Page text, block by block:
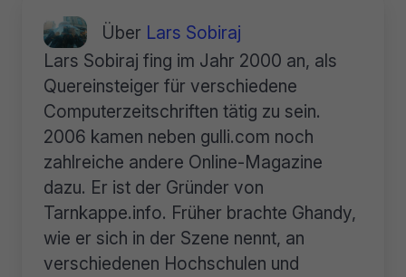
Über Lars Sobiraj
Lars Sobiraj fing im Jahr 2000 an, als
Quereinsteiger für verschiedene
Computerzeitschriften tätig zu sein.
2006 kamen neben gulli.com noch
zahlreiche andere Online-Magazine
dazu. Er ist der Gründer von
Tarnkappe.info. Früher brachte Ghandy,
wie er sich in der Szene nennt, an
verschiedenen Hochschulen und